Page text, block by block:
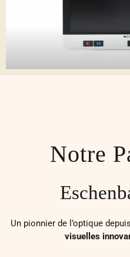
Notre
Un pionnier de l’optique depuis
visuelles